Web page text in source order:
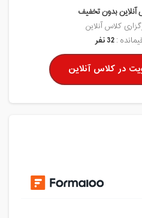
مشارکتی
ما
بدون تخفیف
کلاس آنلاین
:32 نفر
در کلاس آنلاین